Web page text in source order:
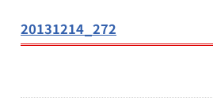
20131214_272